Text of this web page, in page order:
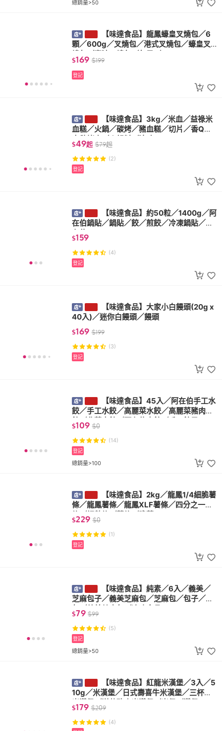
總銷量>50
【味達食品】龍鳳蠔皇叉燒包／6
顆／600g／叉燒包／港式叉燒包／蠔皇叉
燒包／蜜汁叉燒包／包子／
$169 $199
登記
【味達食品】3kg／米血／益祿米
血糕／火鍋／碳烤／豬血糕／切片／香Q／
中秋烤肉／火鍋料／滷味
$49起 $79起
(2)
登記
【味達食品】約50粒／1400g／
阿在伯鍋貼／鍋貼／餃／煎餃／冷凍鍋貼／
阿在伯
$159
(4)
登記
【味達食品】大家小白饅頭(20g x
40入)／迷你白饅頭／饅頭
$169 $199
(3)
登記
【味達食品】45入／阿在伯手工水
餃／手工水餃／高麗菜水餃／高麗菜豬肉水
餃／韭菜水餃／阿在伯水餃／手工餃子
$109 $0
(14)
總銷量>100
登記
【味達食品】2kg／龍鳳1/4細脆薯
條／龍鳳薯條／龍鳳XLF薯條／四分之一薯
條／細數條／薯條／脆薯
$229 $0
(1)
登記
【味達食品】純素／6入／義美／
芝麻包子／義美芝麻包／芝麻包／包子／蒸
包／義美芝麻包／冷凍食品
$79 $99
(5)
總銷量>50
登記
【味達食品】紅龍米漢堡／3入／5
10g／米漢堡／日式壽喜牛米漢堡／三杯雞
米漢堡／洋菇豬肉米漢堡／米堡／漢堡
$179 $209
(4)